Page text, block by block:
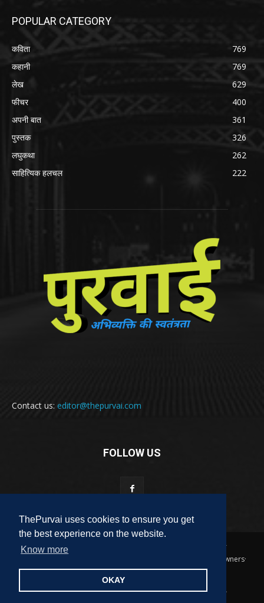
ThePurvai uses cookies to ensure you get
the best experience on the website.
Know more
OKAY
POPULAR CATEGORY
कविता
769
कहानी
769
लेख
629
फीचर
400
अपनी बात
361
पुस्तक
326
लघुकथा
262
साहित्यिक हलचल
222
Contact us: editor@thepurvai.com
FOLLOW US
Copyright 2018-2023 THE PURVAI | All Rights Reserved · And Our
Sitemap · All Logos & Trademark Belongs To Their Respective Owners·
Designed & Developed byALL DIGI SEO
पुरवाई अपनी बात कविता कहानी साहित्यिक हलचल लेख
लघुकथा